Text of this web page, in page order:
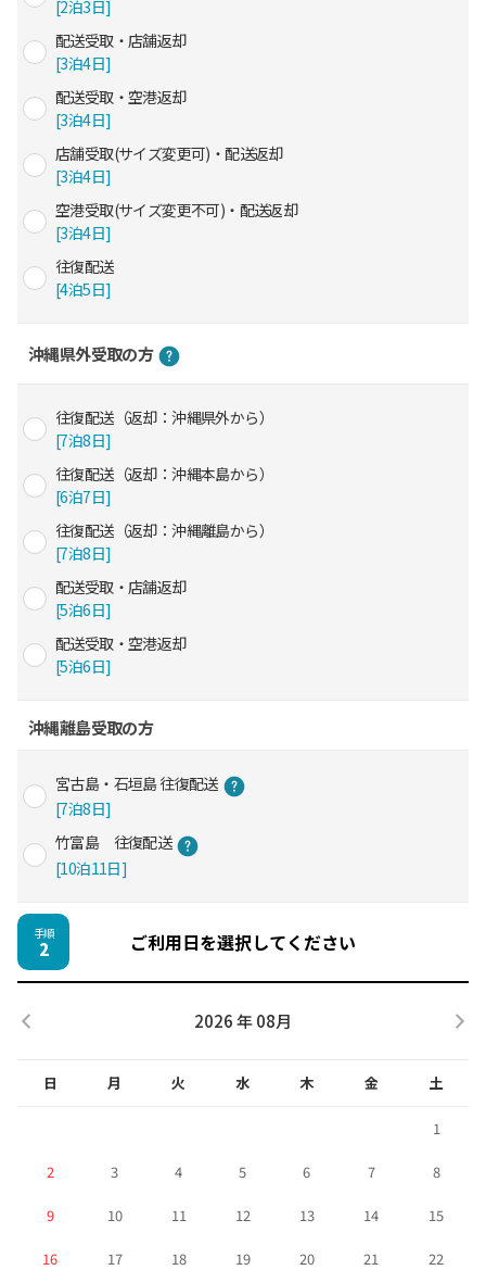
[2泊3日]
配送受取・店舗返却
[3泊4日]
配送受取・空港返却
[3泊4日]
店舗受取(サイズ変更可)・配送返却
[3泊4日]
空港受取(サイズ変更不可)・配送返却
[3泊4日]
往復配送
[4泊5日]
沖縄県外受取の方
往復配送（返却：沖縄県外から）
[7泊8日]
往復配送（返却：沖縄本島から）
[6泊7日]
往復配送（返却：沖縄離島から）
[7泊8日]
配送受取・店舗返却
[5泊6日]
配送受取・空港返却
[5泊6日]
沖縄離島受取の方
宮古島・石垣島 往復配送
[7泊8日]
竹富島 往復配送
[10泊11日]
手順
2 ご利用日を選択してください
2026 年 08月
日 月 火 水 木 金 土
1
2 3 4 5 6 7 8
9 10 11 12 13 14 15
16 17 18 19 20 21 22